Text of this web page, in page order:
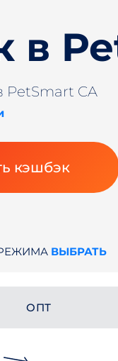
в
PetSmart CA
кэшбэк
ВЫБРАТЬ
ОПТ